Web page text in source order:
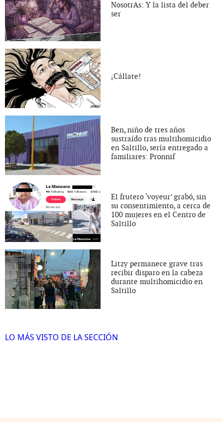
NosotrAs: Y la lista del deber
ser
¡Cállate!
Ben, niño de tres años
sustraído tras multihomicidio
en Saltillo, sería entregado a
familiares: Pronnif
El frutero ‘voyeur’ grabó, sin
su consentimiento, a cerca de
100 mujeres en el Centro de
Saltillo
Litzy permanece grave tras
recibir disparo en la cabeza
durante multihomicidio en
Saltillo
LO MÁS VISTO DE LA SECCIÓN